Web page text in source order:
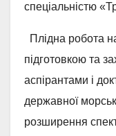
спеціальністю
Плідна робота
підготовкою та
аспірантами і
державної
розширення